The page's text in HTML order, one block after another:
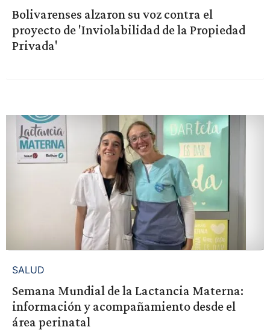
Bolivarenses alzaron su voz contra el
proyecto de 'Inviolabilidad de la Propiedad
Privada'
SALUD
Semana Mundial de la Lactancia Materna:
información y acompañamiento desde el
área perinatal